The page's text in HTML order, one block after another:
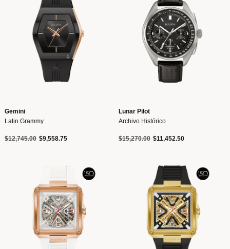
Gemini
Latin Grammy
Precio reducido de
$12,745.00a$9,558.75
Lunar Pilot
Archivo Histórico
Precio reducido de
$15,270.00a$11,452.50